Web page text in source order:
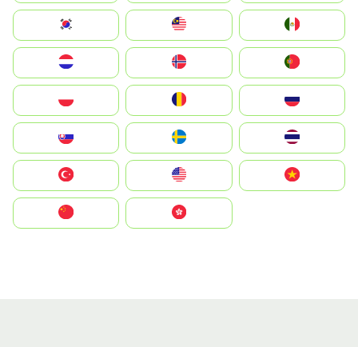
South Korea
United States
中國香港特別行政區